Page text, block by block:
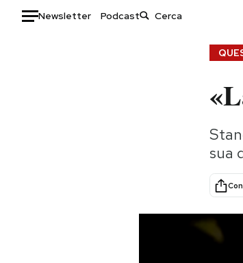
Newsletter Podcast
Consumismi
Storie/Idee
Ok Boomer!
Media
sua